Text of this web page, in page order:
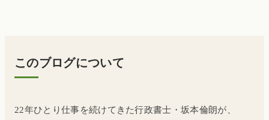
このブログについて
22年ひとり仕事を続けてきた行政書士・坂本倫朗が、